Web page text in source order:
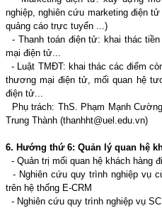
nghiệp, nghiên cứu marketing điện
quảng cáo trực tuyến ...)
- Thanh toán điện tử: khai thác
mại điện tử...
- Luật TMĐT: khai thác các điểm
thương mại điện tử, mối quan hệ
điện tử...
Phụ trách: ThS. Phạm Mạnh
Trung Thành (thanhht@uel.edu.vn)
6. Hướng thứ 6: Quản lý quan hệ
- Quản trị mối quan hệ khách hàng
- Nghiên cứu quy trình nghiệp vụ
trên hệ thống E-CRM
- Nghiên cứu quy trình nghiệp vụ